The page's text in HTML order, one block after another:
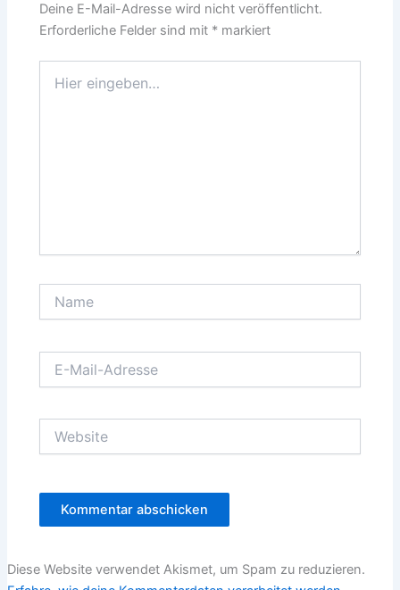
Deine E-Mail-Adresse wird nicht veröffentlicht.
Erforderliche Felder sind mit * markiert
eingeben…
Mail-
Diese Website verwendet Akismet, um Spam zu reduzieren.